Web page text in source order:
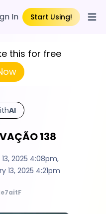
In Start Using!
this for free
AI
138
2025 4:08pm,
13, 2025 4:21pm